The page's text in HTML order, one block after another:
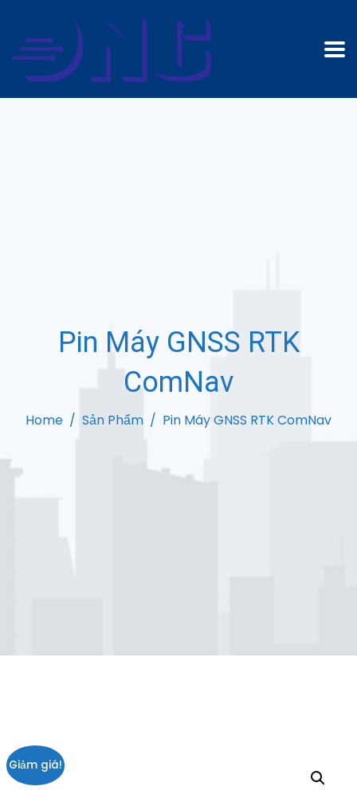
Pin Máy GNSS RTK
ComNav
Home Sản Phẩm Pin Máy GNSS RTK ComNav
Giảm giá!